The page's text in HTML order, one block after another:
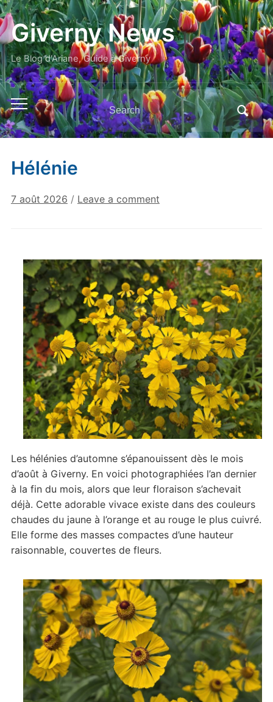
Giverny News
Le Blog d'Ariane, Guide à Giverny
Toggle
mobile
menu
Search
for:
Hélénie
7 août 2026 / Leave a comment
Les hélénies d’automne s’épanouissent dès le mois
d’août à Giverny. En voici photographiées l’an dernier
à la fin du mois, alors que leur floraison s’achevait
déjà. Cette adorable vivace existe dans des couleurs
chaudes du jaune à l’orange et au rouge le plus cuivré.
Elle forme des masses compactes d’une hauteur
raisonnable, couvertes de fleurs.